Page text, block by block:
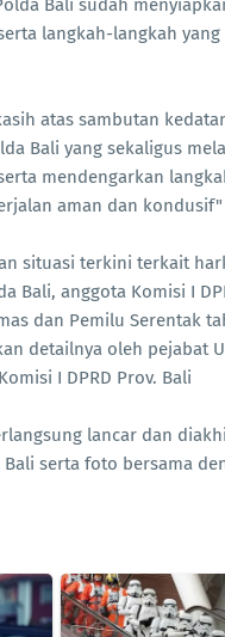
Bali sudah
langkah-langkah
atas sambutan
Bali yang sekaligus
mendengarkan
aman dan
situasi terkini terkait
Bali, anggota Komisi I
dan Pemilu Serentak
detailnya oleh pejabat
I DPRD Prov. Bali
lancar dan
Bali serta foto bersama